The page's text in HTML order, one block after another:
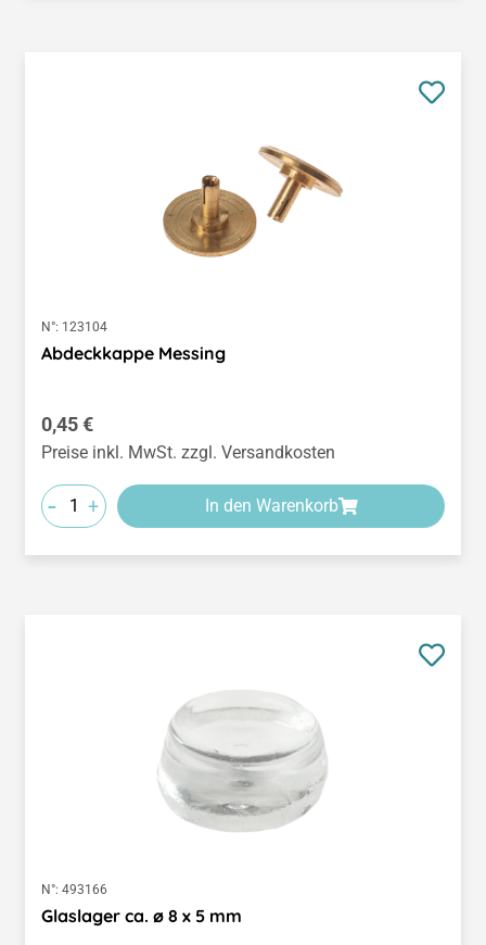
N°: 123104
Abdeckkappe Messing
Regulärer Preis:
0,45 €
Preise inkl. MwSt. zzgl. Versandkosten
- + In den Warenkorb
N°: 493166
Glaslager ca. ø 8 x 5 mm